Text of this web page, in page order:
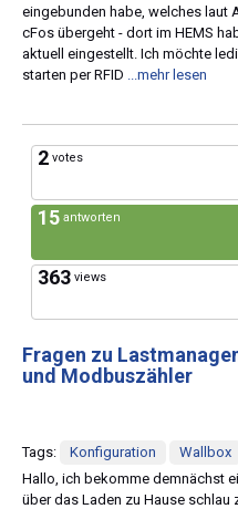
eingebunden habe, welches laut
cFos übergeht - dort im HEMS
aktuell eingestellt. Ich möchte
starten per RFID
...mehr lesen
2 votes
15 antworten
363 views
Fragen zu
und Modbuszähler
Tags: Konfiguration Wallbox
Hallo, ich bekomme demnächst
über das Laden zu Hause